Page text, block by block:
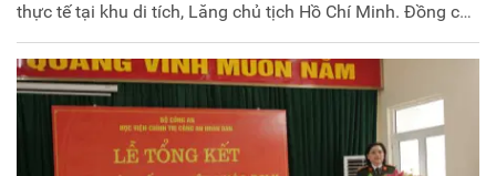
thực tế tại khu di tích, Lăng chủ tịch Hồ Chí Minh. Đồng chí
Thiếu tướng, PGS.TS Phan Xuân Tuy, Phó Giám đốc Học
viện Chính trị CAND làm trưởng đoàn.